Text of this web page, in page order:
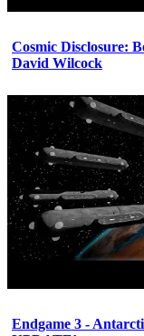
Cosmic Disclosure:
David Wilcock
Endgame 3 -